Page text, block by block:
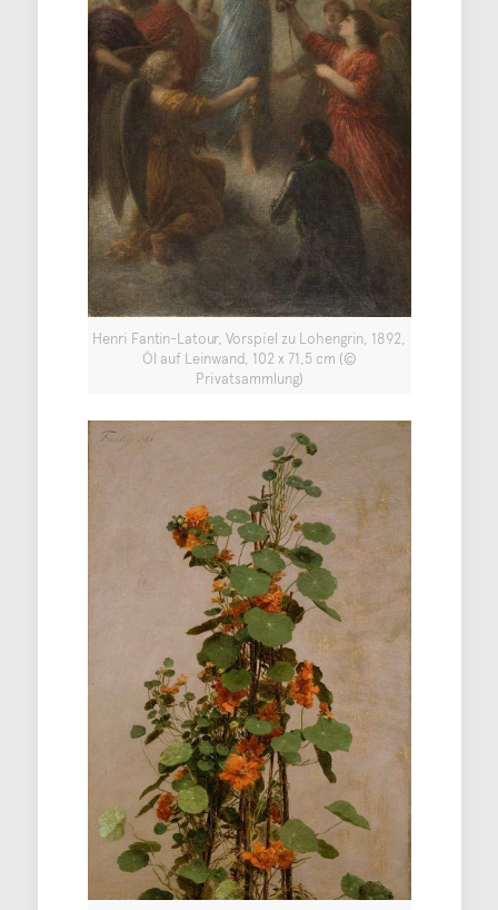
Henri Fantin-Latour, Vorspiel zu Lohengrin, 1892,
Öl auf Leinwand, 102 x 71,5 cm (©
Privatsammlung)